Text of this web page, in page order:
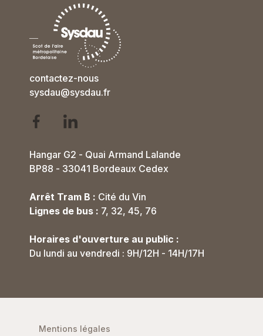
contactez-nous
sysdau@sysdau.fr
Hangar G2 - Quai Armand Lalande
BP88 - 33041 Bordeaux Cedex
Arrêt Tram B : Cité du Vin
Lignes de bus : 7, 32, 45, 76
Horaires d'ouverture au public :
Du lundi au vendredi : 9H/12H - 14H/17H
Mentions légales